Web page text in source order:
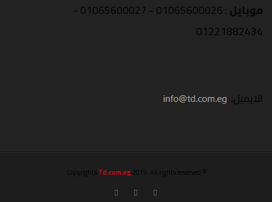
موبايل
: 01065600026 - 01065600027 -
01221882434
الايميل:
© Copyrights
Td.com.eg2015. All rights reserved.